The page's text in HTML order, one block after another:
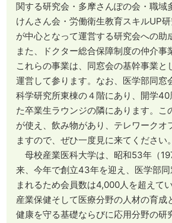
関する研究会・多摩さんぽの会・職域
けんさん会・労働衛生教育スキルUP
が中心となって運営する研究会への助
また、ドクター総合保障制度の仲介事
これらの事業は、同窓会の基幹事業と
運営して参ります。なお、医学部同窓
科学研究所東棟の４階にあり、開学40
た卒業生ラウンジの隣にあります。こ
が使え、飲み物があり、テレワークオ
ますので、ぜひ一度見に来てください。
母校産業医科大学は、昭和53年（
来、今年で創立43年を迎え、医学部
まれるため会員数は4,000人を超えて
産業保健そして医療分野の人材の育成
健康を守る基礎ならびに応用分野の研